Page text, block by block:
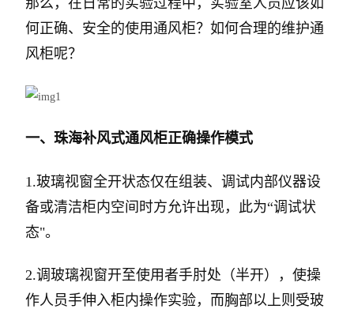
那么，在日常的实验过程中，实验室人员应该如
何正确、安全的使用通风柜？如何合理的维护通
风柜呢？
一、珠海补风式通风柜正确操作模式
1.玻璃视窗全开状态仅在组装、调试内部仪器设
备或清洁柜内空间时方允许出现，此为“调试状
态"。
2.调玻璃视窗开至使用者手肘处（半开），使操
作人员手伸入柜内操作实验，而胸部以上则受玻